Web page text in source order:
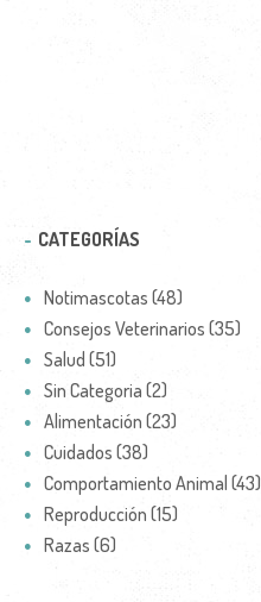
CATEGORÍAS
Notimascotas (48)
Consejos Veterinarios (35)
Salud (51)
Sin Categoria (2)
Alimentación (23)
Cuidados (38)
Comportamiento Animal (43)
Reproducción (15)
Razas (6)